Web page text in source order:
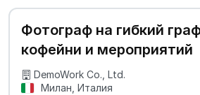
Фотограф на гибкий
кофейни и мероприятий
DemoWork Co., Ltd.
Милан, Италия